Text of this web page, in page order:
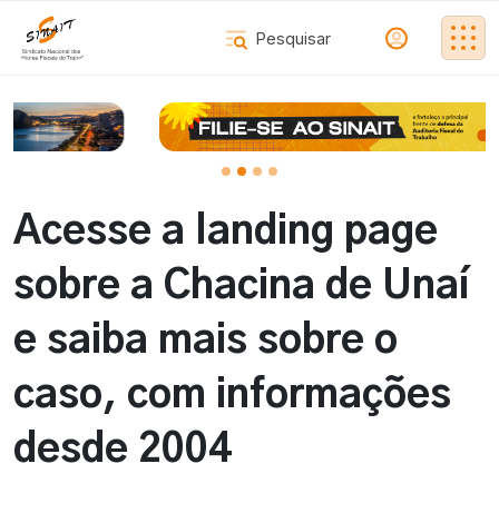
Acesse a landing page
sobre a Chacina de Unaí
e saiba mais sobre o
caso, com informações
desde 2004